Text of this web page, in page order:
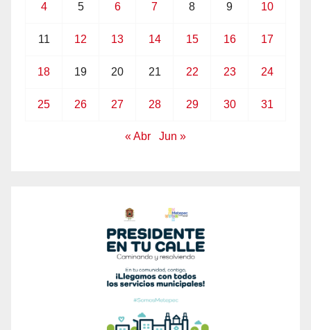
4 5 6 7 8 9 10
11 12 13 14 15 16 17
18 19 20 21 22 23 24
25 26 27 28 29 30 31
« Abr Jun »